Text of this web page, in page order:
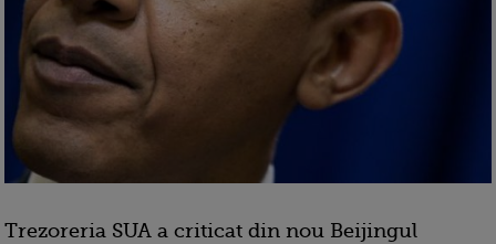
Trezoreria SUA a criticat din nou Beijingul